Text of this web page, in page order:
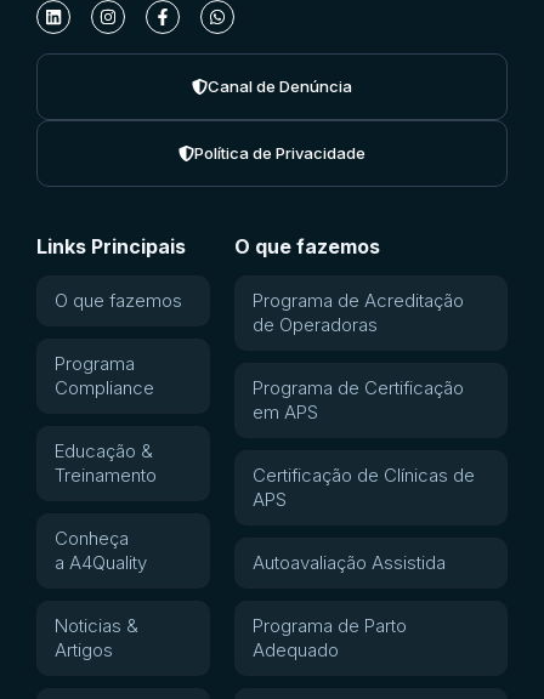
Canal de Denúncia
Política de Privacidade
Links Principais
O que fazemos
Programa
Compliance
Educação &
Treinamento
Conheça
a A4Quality
Noticias &
Artigos
O que fazemos
Programa de Acreditação
de Operadoras
Programa de Certificação
em APS
Certificação de Clínicas de
APS
Autoavaliação Assistida
Programa de Parto
Adequado